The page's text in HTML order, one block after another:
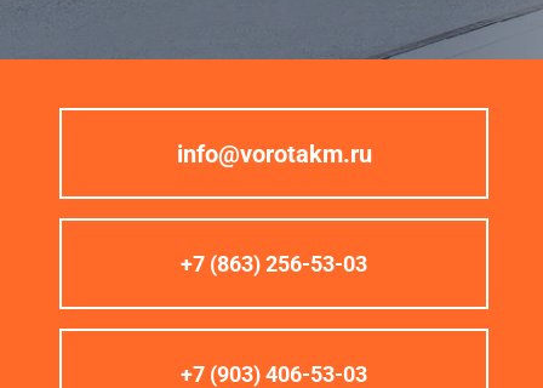
info@vorotakm.ru
+7 (863) 256-53-03
+7 (903) 406-53-03